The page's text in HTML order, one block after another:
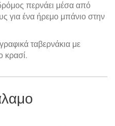
περνάει μέσα από
για ένα ήρεμο μπάνιο στην
ταβερνάκια με
κρασί.